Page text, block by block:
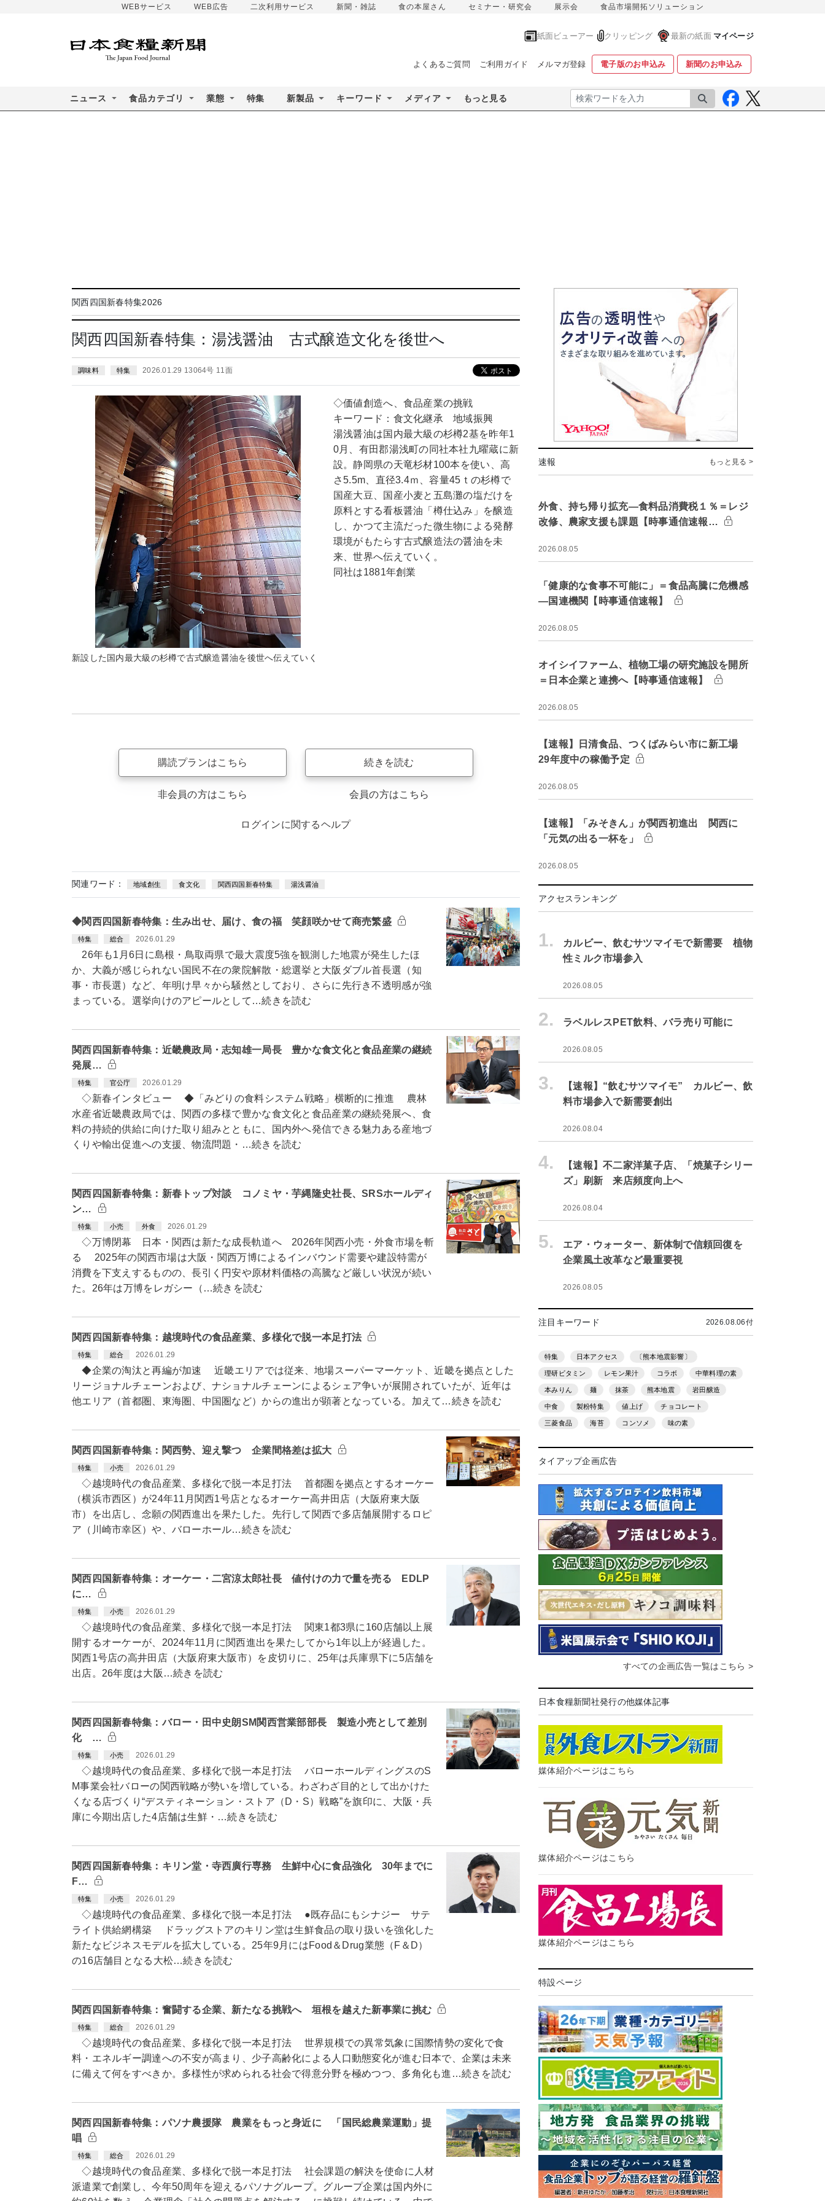
WEBサービス WEB広告 二次利用サービス 新聞・雑誌 食の本屋さん セミナー・研究会 展示会 食品市場開拓ソリューション
紙面ビューアー クリッピング 最新の紙面 マイページ
よくあるご質問 ご利用ガイド メルマガ登録 電子版のお申込み 新聞のお申込み
ニュース 食品カテゴリ 業態 特集 新製品 キーワード メディア もっと見る 検索
関西四国新春特集2026
関西四国新春特集：湯浅醤油 古式醸造文化を後世へ
調味料 特集 2026.01.29 13064号 11面
新設した国内最大級の杉樽で古式醸造醤油を後世へ伝えていく
◇価値創造へ、食品産業の挑戦
キーワード：食文化継承 地域振興
湯浅醤油は国内最大級の杉樽2基を昨年1
0月、有田郡湯浅町の同社本社九曜蔵に新
設。静岡県の天竜杉材100本を使い、高
さ5.5m、直径3.4ｍ、容量45ｔの杉樽で
国産大豆、国産小麦と五島灘の塩だけを
原料とする看板醤油「樽仕込み」を醸造
し、かつて主流だった微生物による発酵
環境がもたらす古式醸造法の醤油を未
来、世界へ伝えていく。
同社は1881年創業
購読プランはこちら
非会員の方はこちら
続きを読む
会員の方はこちら
ログインに関するヘルプ
関連ワード： 地域創生 食文化 関西四国新春特集 湯浅醤油
◆関西四国新春特集：生み出せ、届け、食の福 笑顔咲かせて商売繁盛
特集 総合 2026.01.29
26年も1月6日に島根・鳥取両県で最大震度5強を観測した地震が発生したほ
か、大義が感じられない国民不在の衆院解散・総選挙と大阪ダブル首長選（知
事・市長選）など、年明け早々から騒然としており、さらに先行き不透明感が強
まっている。選挙向けのアピールとして…続きを読む
関西四国新春特集：近畿農政局・志知雄一局長 豊かな食文化と食品産業の継続
発展…
特集 官公庁 2026.01.29
◇新春インタビュー ◆「みどりの食料システム戦略」横断的に推進 農林
水産省近畿農政局では、関西の多様で豊かな食文化と食品産業の継続発展へ、食
料の持続的供給に向けた取り組みとともに、国内外へ発信できる魅力ある産地づ
くりや輸出促進への支援、物流問題・…続きを読む
関西四国新春特集：新春トップ対談 コノミヤ・芋縄隆史社長、SRSホールディ
ン…
特集 小売 外食 2026.01.29
◇万博閉幕 日本・関西は新たな成長軌道へ 2026年関西小売・外食市場を斬
る 2025年の関西市場は大阪・関西万博によるインバウンド需要や建設特需が
消費を下支えするものの、長引く円安や原材料価格の高騰など厳しい状況が続い
た。26年は万博をレガシー（…続きを読む
関西四国新春特集：越境時代の食品産業、多様化で脱一本足打法
特集 総合 2026.01.29
◆企業の淘汰と再編が加速 近畿エリアでは従来、地場スーパーマーケット、近畿を拠点とした
リージョナルチェーンおよび、ナショナルチェーンによるシェア争いが展開されていたが、近年は
他エリア（首都圏、東海圏、中国圏など）からの進出が顕著となっている。加えて…続きを読む
関西四国新春特集：関西勢、迎え撃つ 企業間格差は拡大
特集 小売 2026.01.29
◇越境時代の食品産業、多様化で脱一本足打法 首都圏を拠点とするオーケー
（横浜市西区）が24年11月関西1号店となるオーケー高井田店（大阪府東大阪
市）を出店し、念願の関西進出を果たした。先行して関西で多店舗展開するロピ
ア（川崎市幸区）や、バローホール…続きを読む
関西四国新春特集：オーケー・二宮涼太郎社長 値付けの力で量を売る EDLP
に…
特集 小売 2026.01.29
◇越境時代の食品産業、多様化で脱一本足打法 関東1都3県に160店舗以上展
開するオーケーが、2024年11月に関西進出を果たしてから1年以上が経過した。
関西1号店の高井田店（大阪府東大阪市）を皮切りに、25年は兵庫県下に5店舗を
出店。26年度は大阪…続きを読む
関西四国新春特集：バロー・田中史朗SM関西営業部部長 製造小売として差別
化 …
特集 小売 2026.01.29
◇越境時代の食品産業、多様化で脱一本足打法 バローホールディングスのS
M事業会社バローの関西戦略が勢いを増している。わざわざ目的として出かけた
くなる店づくり“デスティネーション・ストア（D・S）戦略”を旗印に、大阪・兵
庫に今期出店した4店舗は生鮮・…続きを読む
関西四国新春特集：キリン堂・寺西廣行専務 生鮮中心に食品強化 30年までに
F…
特集 小売 2026.01.29
◇越境時代の食品産業、多様化で脱一本足打法 ●既存品にもシナジー サテ
ライト供給網構築 ドラッグストアのキリン堂は生鮮食品の取り扱いを強化した
新たなビジネスモデルを拡大している。25年9月にはFood＆Drug業態（F＆D）
の16店舗目となる大松…続きを読む
関西四国新春特集：奮闘する企業、新たなる挑戦へ 垣根を越えた新事業に挑む
特集 総合 2026.01.29
◇越境時代の食品産業、多様化で脱一本足打法 世界規模での異常気象に国際情勢の変化で食
料・エネルギー調達への不安が高まり、少子高齢化による人口動態変化が進む日本で、企業は未来
に備えて何をすべきか。多様性が求められる社会で得意分野を極めつつ、多角化も進…続きを読む
関西四国新春特集：パソナ農援隊 農業をもっと身近に 「国民総農業運動」提
唱
特集 総合 2026.01.29
◇越境時代の食品産業、多様化で脱一本足打法 社会課題の解決を使命に人材
派遣業で創業し、今年50周年を迎えるパソナグループ。グループ企業は国内外に
速報 もっと見る >
外食、持ち帰り拡充―食料品消費税１％＝レジ
改修、農家支援も課題【時事通信速報…
2026.08.05
「健康的な食事不可能に」＝食品高騰に危機感
―国連機関【時事通信速報】
2026.08.05
オイシイファーム、植物工場の研究施設を開所
＝日本企業と連携へ【時事通信速報】
2026.08.05
【速報】日清食品、つくばみらい市に新工場
29年度中の稼働予定
2026.08.05
【速報】「みそきん」が関西初進出 関西に
「元気の出る一杯を」
2026.08.05
アクセスランキング
1.
カルビー、飲むサツマイモで新需要 植物
性ミルク市場参入
2026.08.05
2. ラベルレスPET飲料、バラ売り可能に
2026.08.05
3.
【速報】“飲むサツマイモ” カルビー、飲
料市場参入で新需要創出
2026.08.04
4.
【速報】不二家洋菓子店、「焼菓子シリー
ズ」刷新 来店頻度向上へ
2026.08.04
5.
エア・ウォーター、新体制で信頼回復を
企業風土改革など最重要視
2026.08.05
注目キーワード 2026.08.06付
特集 日本アクセス 〔熊本地震影響〕
理研ビタミン レモン果汁 コラボ 中華料理の素
本みりん 麺 抹茶 熊本地震 岩田醸造
中食 製粉特集 値上げ チョコレート
三菱食品 海苔 コンソメ 味の素
タイアップ企画広告
すべての企画広告一覧はこちら >
日本食糧新聞社発行の他媒体記事
媒体紹介ページはこちら
媒体紹介ページはこちら
媒体紹介ページはこちら
特設ページ